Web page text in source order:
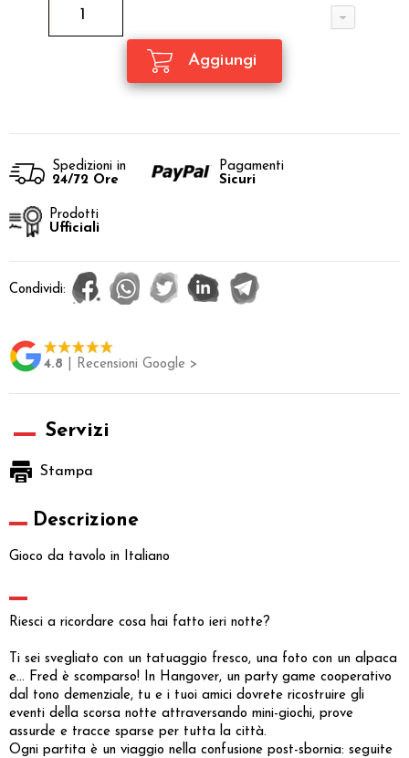
Spedizioni in
24/72 Ore
Pagamenti
Sicuri
Prodotti
Ufficiali
Condividi:
4.8 | Recensioni Google >
Servizi
Stampa
Descrizione
Gioco da tavolo in Italiano
Riesci a ricordare cosa hai fatto ieri notte?
Ti sei svegliato con un tatuaggio fresco, una foto con un alpaca
e… Fred è scomparso! In Hangover, un party game cooperativo
dal tono demenziale, tu e i tuoi amici dovrete ricostruire gli
eventi della scorsa notte attraversando mini-giochi, prove
assurde e tracce sparse per tutta la città.
Ogni partita è un viaggio nella confusione post-sbornia: seguite